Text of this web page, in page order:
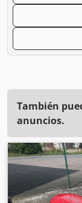
También
anuncios.